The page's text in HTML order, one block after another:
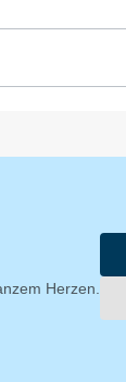
Herzen.